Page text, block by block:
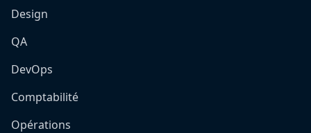
Design
QA
DevOps
Comptabilité
Opérations